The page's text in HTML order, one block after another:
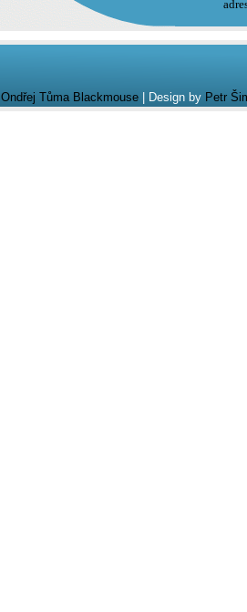
Ondřej Tůma Blackmouse| Design by Petr